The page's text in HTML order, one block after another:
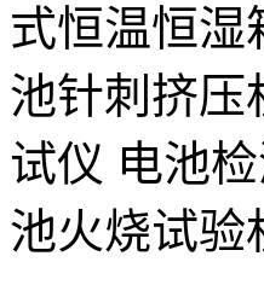
式恒温恒湿
池针刺挤压
试仪 电池
池火烧试验